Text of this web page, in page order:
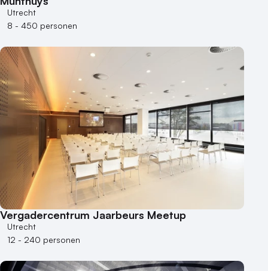
Theater
Varende locatie
Utrecht
8 - 450 personen
Vergadercentrum Jaarbeurs Meetup
Utrecht
12 - 240 personen